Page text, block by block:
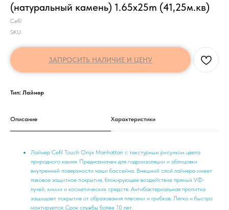
(натуральный камень) 1.65x25m (41,25м.кв)
Cefil
SKU:
ЗАПРОСИТЬ НАЛИЧИЕ И ЦЕНУ
Тип: Лайнер
Описание Характеристики
Лайнер Cefil Touch Onyx Manhattan с текстурным рисунком цвета
природного камня. Предназначен для гидроизоляции и облицовки
внутренней поверхности чаши бассейна. Внешний слой лайнера имеет
лаковое защитное покрытие, блокирующее воздействие прямых УФ-
лучей, химии и косметических средств. Антибактериальная пропитка
защищает покрытие от образования плесени и грибков. Легко и быстро
монтируется. Срок службы более 10 лет.